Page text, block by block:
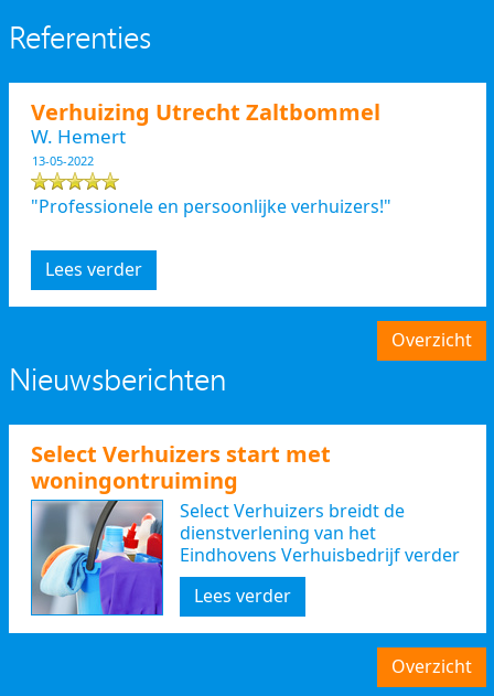
Referenties
Verhuizing Utrecht Zaltbommel
W. Hemert
13-05-2022
"Professionele en persoonlijke verhuizers!"
Lees verder
Overzicht
Nieuwsberichten
Select Verhuizers start met
woningontruiming
Select Verhuizers breidt de
dienstverlening van het
Eindhovens Verhuisbedrijf verder
uit
Lees verder
Overzicht